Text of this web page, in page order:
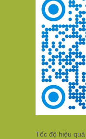
Tốc độ hiệu